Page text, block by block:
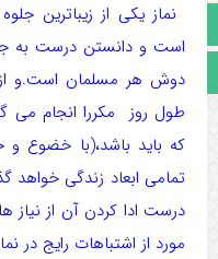
اینستاگرام
مجوز سایت
نماز یکی از زیباترین
است و دانستن درست به جا
دوش هر مسلمان است.و
طول روز مکررا انجام می
که باید باشد،(با خضوع و
تمامی ابعاد زندگی
درست ادا کردن آن از نیاز
مورد از اشتباهات رایج در